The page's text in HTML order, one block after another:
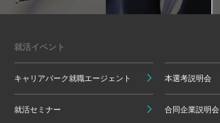
就活イベント
キャリアパーク就職エージェント 本選考説明会
就活セミナー 合同企業説明会